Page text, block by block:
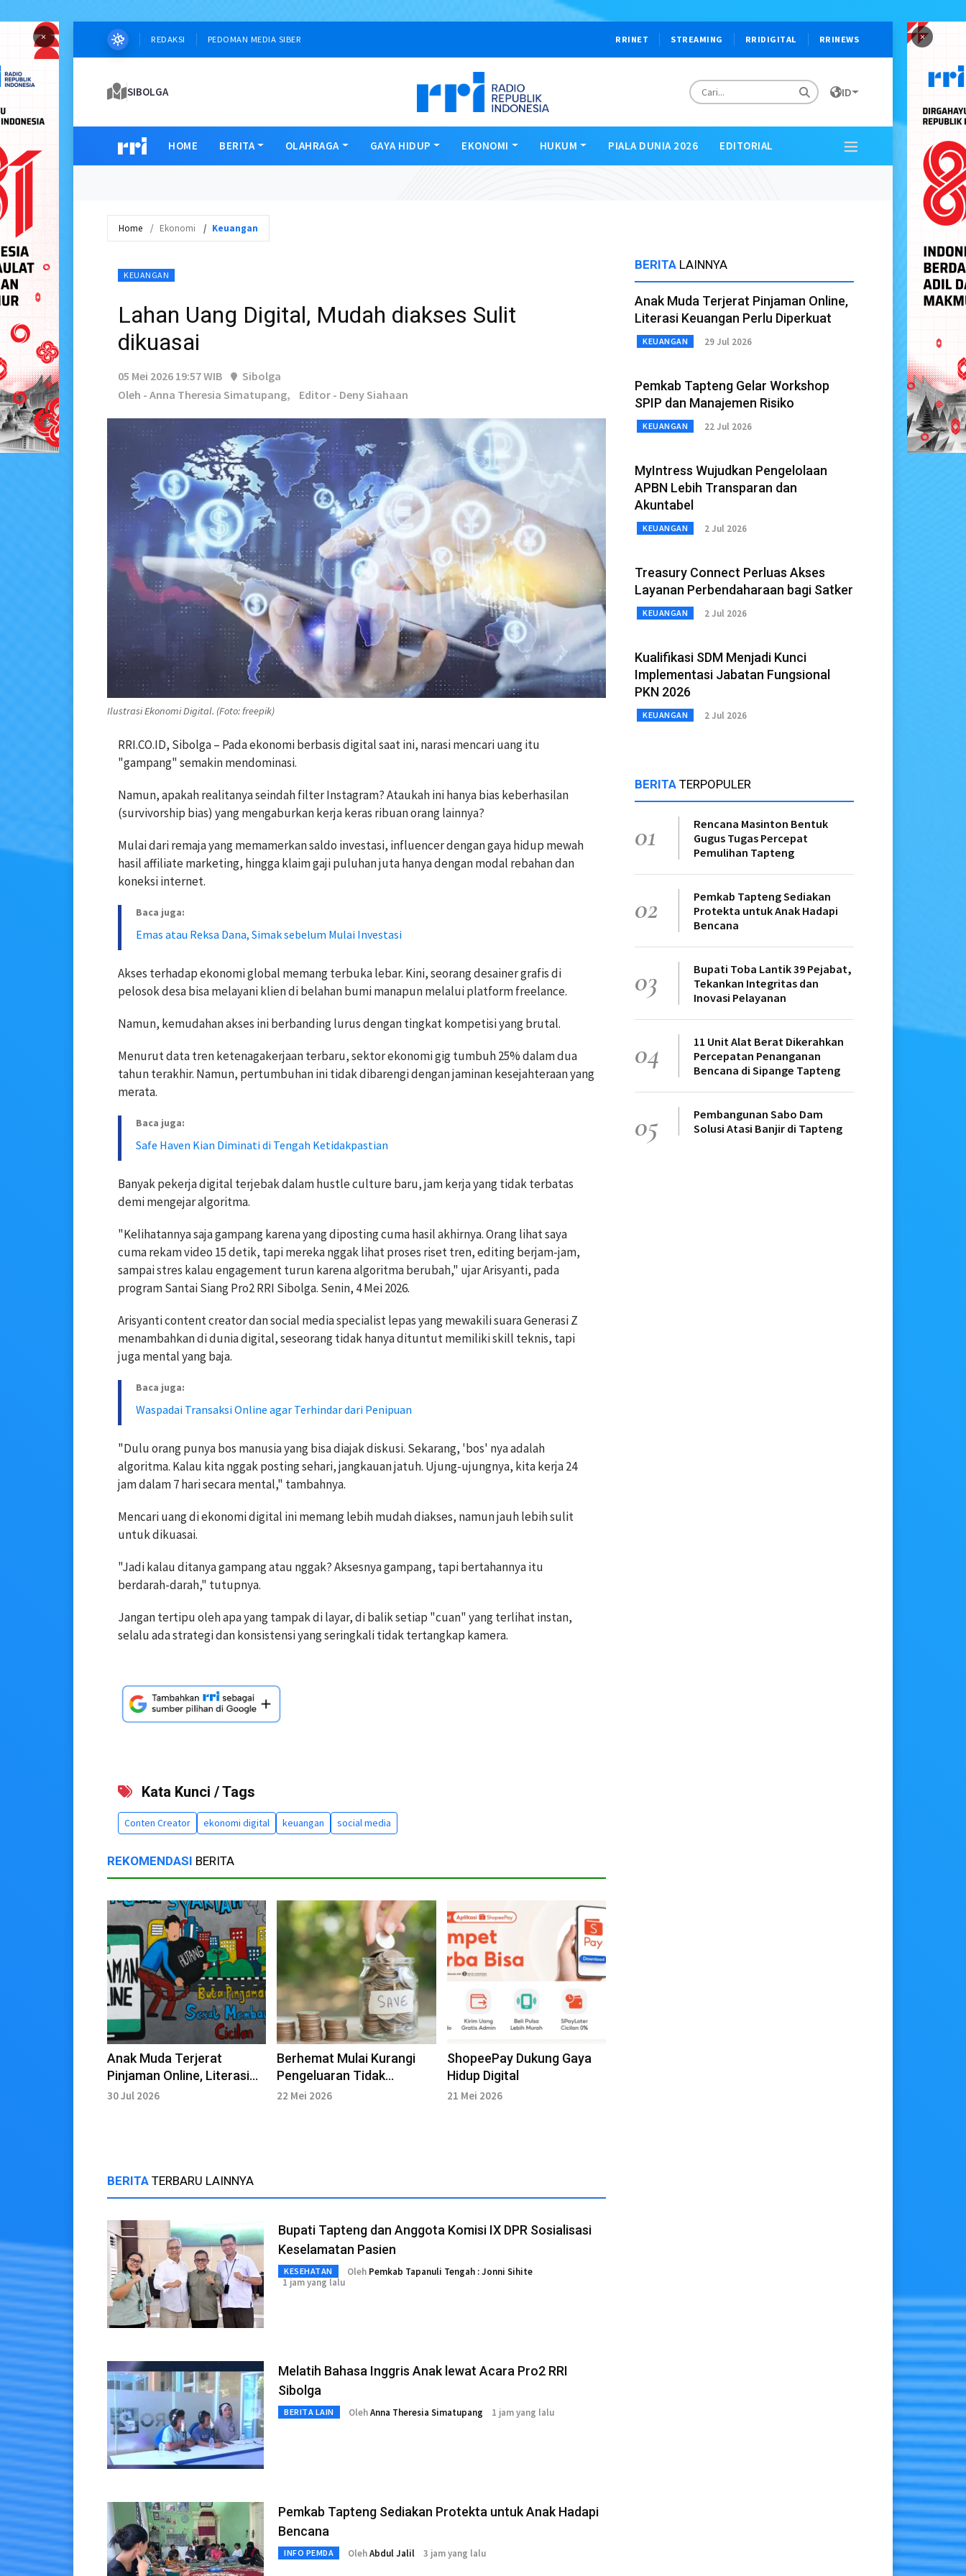
× ×
REDAKSI PEDOMAN MEDIA SIBER RRINET STREAMING RRIDIGITAL RRINEWS
SIBOLGA ID
HOME BERITA OLAHRAGA GAYA HIDUP EKONOMI HUKUM PIALA DUNIA 2026 EDITORIAL
Home Ekonomi Keuangan
KEUANGAN
Lahan Uang Digital, Mudah diakses Sulit
dikuasai
05 Mei 2026 19:57 WIB
Sibolga
Oleh - Anna Theresia Simatupang,
Editor - Deny Siahaan
Ilustrasi Ekonomi Digital. (Foto: freepik)
RRI.CO.ID, Sibolga – Pada ekonomi berbasis digital saat ini, narasi mencari uang itu
"gampang" semakin mendominasi.
Namun, apakah realitanya seindah filter Instagram? Ataukah ini hanya bias keberhasilan
(survivorship bias) yang mengaburkan kerja keras ribuan orang lainnya?
Mulai dari remaja yang memamerkan saldo investasi, influencer dengan gaya hidup mewah
hasil affiliate marketing, hingga klaim gaji puluhan juta hanya dengan modal rebahan dan
koneksi internet.
Baca juga:
Emas atau Reksa Dana, Simak sebelum Mulai Investasi
Akses terhadap ekonomi global memang terbuka lebar. Kini, seorang desainer grafis di
pelosok desa bisa melayani klien di belahan bumi manapun melalui platform freelance.
Namun, kemudahan akses ini berbanding lurus dengan tingkat kompetisi yang brutal.
Menurut data tren ketenagakerjaan terbaru, sektor ekonomi gig tumbuh 25% dalam dua
tahun terakhir. Namun, pertumbuhan ini tidak dibarengi dengan jaminan kesejahteraan yang
merata.
Baca juga:
Safe Haven Kian Diminati di Tengah Ketidakpastian
Banyak pekerja digital terjebak dalam hustle culture baru, jam kerja yang tidak terbatas
demi mengejar algoritma.
"Kelihatannya saja gampang karena yang diposting cuma hasil akhirnya. Orang lihat saya
cuma rekam video 15 detik, tapi mereka nggak lihat proses riset tren, editing berjam-jam,
sampai stres kalau engagement turun karena algoritma berubah," ujar Arisyanti, pada
program Santai Siang Pro2 RRI Sibolga. Senin, 4 Mei 2026.
Arisyanti content creator dan social media specialist lepas yang mewakili suara Generasi Z
menambahkan di dunia digital, seseorang tidak hanya dituntut memiliki skill teknis, tapi
juga mental yang baja.
Baca juga:
Waspadai Transaksi Online agar Terhindar dari Penipuan
"Dulu orang punya bos manusia yang bisa diajak diskusi. Sekarang, 'bos' nya adalah
algoritma. Kalau kita nggak posting sehari, jangkauan jatuh. Ujung-ujungnya, kita kerja 24
jam dalam 7 hari secara mental," tambahnya.
Mencari uang di ekonomi digital ini memang lebih mudah diakses, namun jauh lebih sulit
untuk dikuasai.
"Jadi kalau ditanya gampang atau nggak? Aksesnya gampang, tapi bertahannya itu
berdarah-darah," tutupnya.
Jangan tertipu oleh apa yang tampak di layar, di balik setiap "cuan" yang terlihat instan,
selalu ada strategi dan konsistensi yang seringkali tidak tertangkap kamera.
Kata Kunci / Tags
Conten Creator ekonomi digital keuangan social media
REKOMENDASI BERITA
Anak Muda Terjerat
Pinjaman Online, Literasi
Keuangan Perlu Diperkuat
30 Jul 2026
Berhemat Mulai Kurangi
Pengeluaran Tidak
Mendesak
22 Mei 2026
ShopeePay Dukung Gaya
Hidup Digital
21 Mei 2026
BERITA TERBARU LAINNYA
Bupati Tapteng dan Anggota Komisi IX DPR Sosialisasi
Keselamatan Pasien
KESEHATAN Oleh Pemkab Tapanuli Tengah : Jonni Sihite
1 jam yang lalu
Melatih Bahasa Inggris Anak lewat Acara Pro2 RRI
Sibolga
BERITA LAIN OlehAnna Theresia Simatupang 1 jam yang lalu
Pemkab Tapteng Sediakan Protekta untuk Anak Hadapi
Bencana
INFO PEMDA OlehAbdul Jalil 3 jam yang lalu
BERITA LAINNYA
Anak Muda Terjerat Pinjaman Online,
Literasi Keuangan Perlu Diperkuat
KEUANGAN 29 Jul 2026
Pemkab Tapteng Gelar Workshop
SPIP dan Manajemen Risiko
KEUANGAN 22 Jul 2026
MyIntress Wujudkan Pengelolaan
APBN Lebih Transparan dan
Akuntabel
KEUANGAN 2 Jul 2026
Treasury Connect Perluas Akses
Layanan Perbendaharaan bagi Satker
KEUANGAN 2 Jul 2026
Kualifikasi SDM Menjadi Kunci
Implementasi Jabatan Fungsional
PKN 2026
KEUANGAN 2 Jul 2026
BERITA TERPOPULER
01
Rencana Masinton Bentuk
Gugus Tugas Percepat
Pemulihan Tapteng
02
Pemkab Tapteng Sediakan
Protekta untuk Anak Hadapi
Bencana
03
Bupati Toba Lantik 39 Pejabat,
Tekankan Integritas dan
Inovasi Pelayanan
04
11 Unit Alat Berat Dikerahkan
Percepatan Penanganan
Bencana di Sipange Tapteng
05
Pembangunan Sabo Dam
Solusi Atasi Banjir di Tapteng